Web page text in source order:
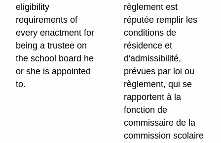
eligibility
requirements of
every enactment for
being a trustee on
the school board he
or she is appointed
to.
règlement est
réputée remplir les
conditions de
résidence et
d'admissibilité,
prévues par loi ou
règlement, qui se
rapportent à la
fonction de
commissaire de la
commission scolaire